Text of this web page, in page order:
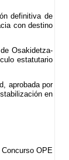
definitiva de
con destino
Osakidetza-
estatutario
aprobada por
en
OPE